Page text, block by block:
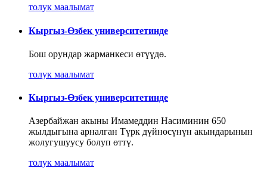
толук маалымат
Кыргыз-Өзбек университетинде
Бош орундар жарманкеси өтүүдө.
толук маалымат
Кыргыз-Өзбек университетинде
Азербайжан акыны Имамеддин Насиминин 650
жылдыгына арналган Түрк дүйнөсүнүн акындарынын
жолугушуусу болуп өттү.
толук маалымат